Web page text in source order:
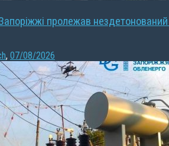
пролежав
, 07/08/2026